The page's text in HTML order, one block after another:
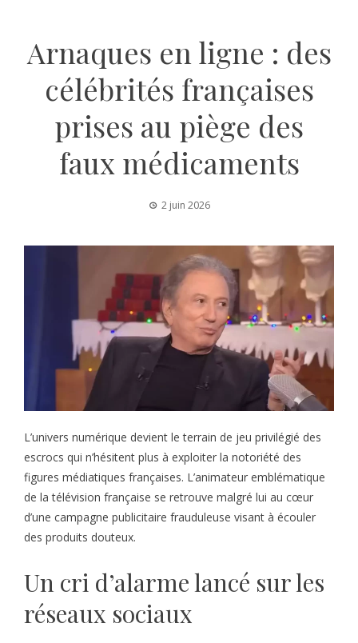
Arnaques en ligne : des
célébrités françaises
prises au piège des
faux médicaments
2 juin 2026
L’univers numérique devient le terrain de jeu privilégié des
escrocs qui n’hésitent plus à exploiter la notoriété des
figures médiatiques françaises. L’animateur emblématique
de la télévision française se retrouve malgré lui au cœur
d’une campagne publicitaire frauduleuse visant à écouler
des produits douteux.
Un cri d’alarme lancé sur les
réseaux sociaux